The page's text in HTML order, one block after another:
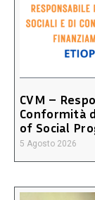
CVM –
Conformità
of Social
5 Agosto 2026